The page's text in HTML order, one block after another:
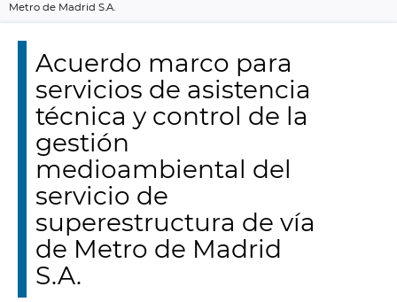
Metro de Madrid S.A.
Acuerdo marco para
servicios de asistencia
técnica y control de la
gestión
medioambiental del
servicio de
superestructura de vía
de Metro de Madrid
S.A.